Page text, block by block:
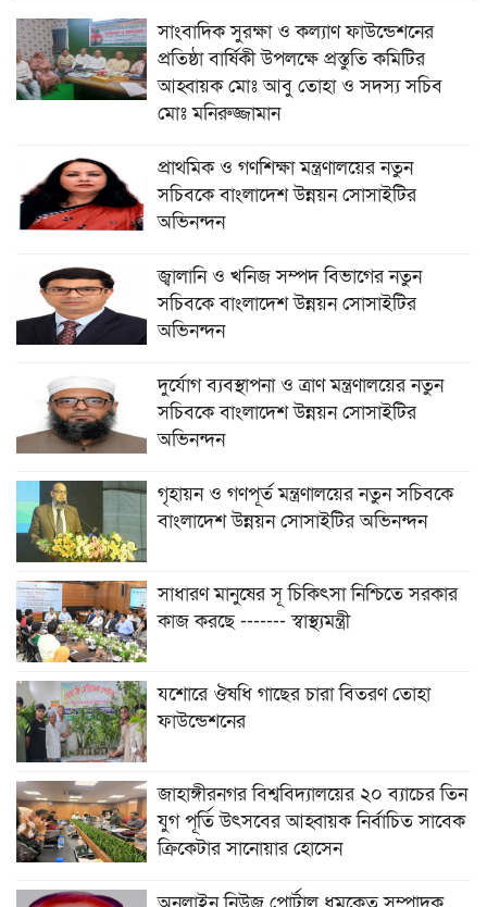
সাংবাদিক সুরক্ষা ও কল্যাণ ফাউন্ডেশনের
প্রতিষ্ঠা বার্ষিকী উপলক্ষে প্রস্তুতি কমিটির
আহ্বায়ক মোঃ আবু তোহা ও সদস্য সচিব
মোঃ মনিরুজ্জামান
প্রাথমিক ও গণশিক্ষা মন্ত্রণালয়ের নতুন
সচিবকে বাংলাদেশ উন্নয়ন সোসাইটির
অভিনন্দন
জ্বালানি ও খনিজ সম্পদ বিভাগের নতুন
সচিবকে বাংলাদেশ উন্নয়ন সোসাইটির
অভিনন্দন
দুর্যোগ ব্যবস্থাপনা ও ত্রাণ মন্ত্রণালয়ের নতুন
সচিবকে বাংলাদেশ উন্নয়ন সোসাইটির
অভিনন্দন
গৃহায়ন ও গণপূর্ত মন্ত্রণালয়ের নতুন সচিবকে
বাংলাদেশ উন্নয়ন সোসাইটির অভিনন্দন
সাধারণ মানুষের সূ চিকিৎসা নিশ্চিতে সরকার
কাজ করছে ------- স্বাস্থ্যমন্ত্রী
যশোরে ঔষধি গাছের চারা বিতরণ তোহা
ফাউন্ডেশনের
জাহাঙ্গীরনগর বিশ্ববিদ্যালয়ের ২০ ব্যাচের তিন
যুগ পূর্তি উৎসবের আহ্বায়ক নির্বাচিত সাবেক
ক্রিকেটার সানোয়ার হোসেন